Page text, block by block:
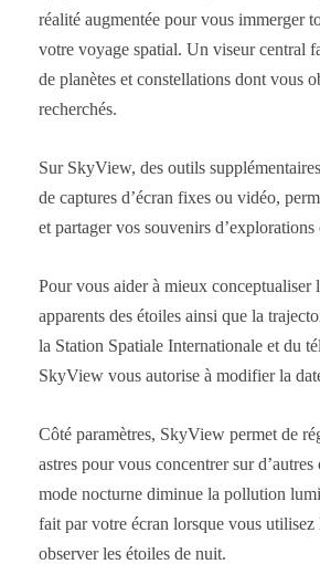
réalité augmentée pour vous immerger
votre voyage spatial. Un viseur central
de planètes et constellations dont vous
recherchés.
Sur SkyView, des outils
de captures d’écran fixes ou vidéo,
et partager vos souvenirs d’explorations
Pour vous aider à mieux conceptualiser
apparents des étoiles ainsi que la
la Station Spatiale Internationale et du
SkyView vous autorise à modifier la
Côté paramètres, SkyView permet de
astres pour vous concentrer sur d’autres
mode nocturne diminue la pollution
fait par votre écran lorsque vous
observer les étoiles de nuit.